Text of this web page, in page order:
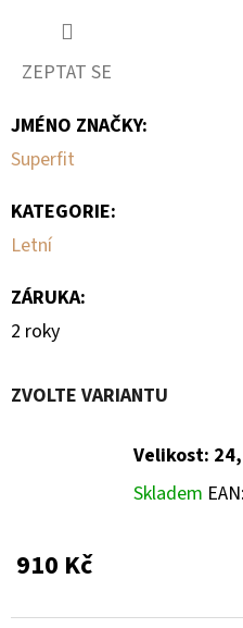
ZEPTAT SE
JMÉNO ZNAČKY:
Superfit
KATEGORIE:
Letní
ZÁRUKA:
2 roky
ZVOLTE VARIANTU
Velikost:
Skladem EAN:
910 Kč